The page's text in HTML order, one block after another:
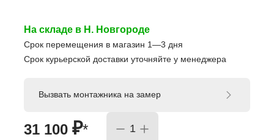
На складе в Н. Новгороде
Срок перемещения в магазин 1—3 дня
Срок курьерской доставки уточняйте у менеджера
31 100 ₽*
Вызвать монтажника на замер